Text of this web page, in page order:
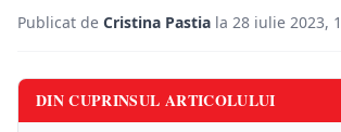
Publicat de Cristina Pastia la 28 iulie 2023,
DIN CUPRINSUL ARTICOLULUI